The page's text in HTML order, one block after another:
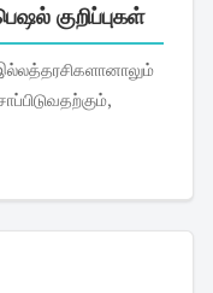
குறிப்புகள்